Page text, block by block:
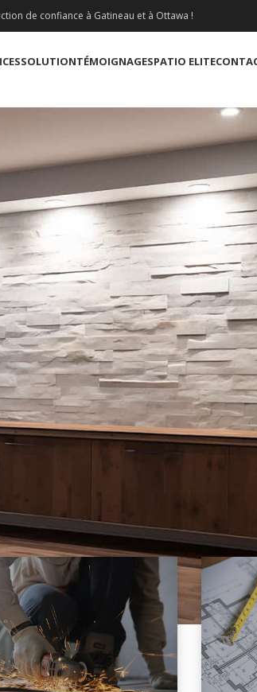
de confiance à Gatineau et à Ottawa !
SOLUTIONTÉMOIGNAGESPATIO ELITE